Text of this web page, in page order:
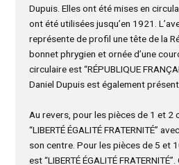
Dupuis. Elles ont été mises en
ont été utilisées jusqu’en 1921.
représente de profil une tête de la
bonnet phrygien et ornée d’une
circulaire est “RÉPUBLIQUE
Daniel Dupuis est également
Au revers, pour les pièces de 1 et 2
“LIBERTÉ ÉGALITÉ FRATERNITÉ”
son centre. Pour les pièces de 5 et
est “LIBERTÉ ÉGALITÉ